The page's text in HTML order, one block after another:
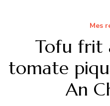
Mes
Tofu frit
tomate
An